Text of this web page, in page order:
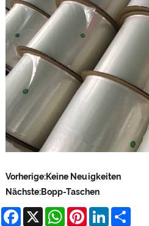
Vorherige:Keine Neuigkeiten
Nächste:Bopp-Taschen
Facebook
X WhatsApp
Pinterest
LinkedIn